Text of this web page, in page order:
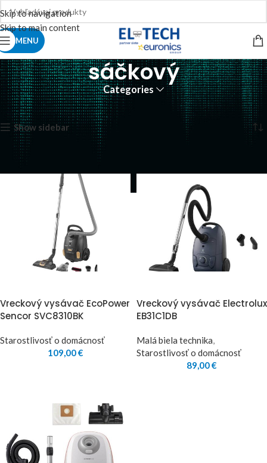
Skip to navigation
Skip to main content
MENU
sáčkový
Categories
Domov Produkty so značkou “sáčkový” Zobrazujú sa 3 výsledky
Show sidebar
Vreckový vysávač EcoPower
Sencor SVC8310BK
Starostlivosť o domácnosť
109,00€
Vreckový vysávač Electrolux
EB31C1DB
Malá biela technika,
Starostlivosť o domácnosť
89,00€